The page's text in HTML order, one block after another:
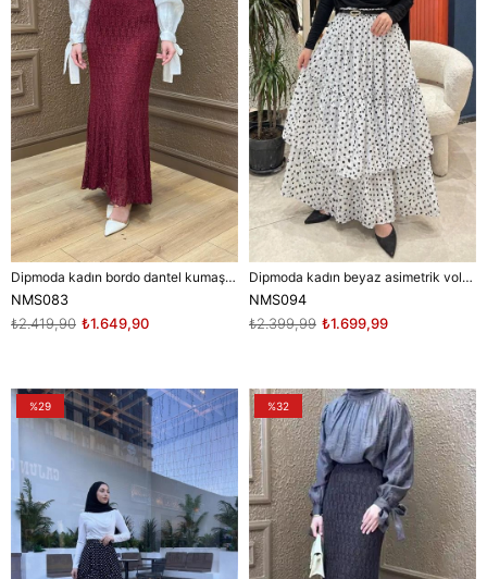
Dipmoda kadın bordo dantel kumaş maxi boy tesettür etek
NMS083
₺1.649,90
₺2.419,90
Dipmoda kadın beyaz asimetrik volanlı kat kat puantiye desen tam boy tesettür etek ---NMS094
NMS094
₺1.699,99
₺2.399,99
%29 %32